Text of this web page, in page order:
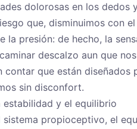
dolorosas en los dedos
que, disminuimos con
la presión: de hecho, la
descalzo aun que
contar que están
sin disconfort.
estabilidad y el equilibrio
sistema propioceptivo, el